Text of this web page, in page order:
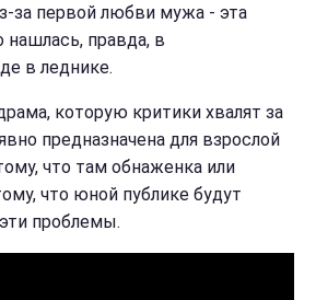
за первой любви мужа - эта
правда, в
в леднике.
которую критики хвалят за
предназначена для взрослой
что там обнаженка или
что юной публике будут
проблемы.